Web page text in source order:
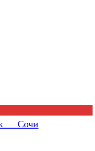
— Сочи